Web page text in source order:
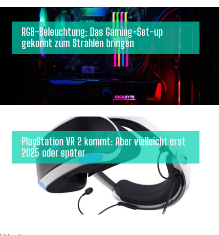
RGB-Beleuchtung: Das Gaming-Set-up
gekonnt zum Strahlen bringen
PlayStation VR 2 kommt: Aber vielleicht erst
2025 oder später